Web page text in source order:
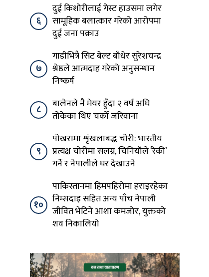
६
दुई किशोरीलाई गेस्ट हाउसमा लगेर
सामूहिक बलात्कार गरेको आरोपमा
दुई जना पक्राउ
७
गाडीभित्रै सिट बेल्ट बाँधेर सुरेशचन्द्र
श्रेष्ठले आत्मदाह गरेको अनुसन्धान
निष्कर्ष
८
बालेनले नै मेयर हुँदा २ वर्ष अघि
तोकेका थिए चर्को जरिवाना
९
पोखरामा शृंखलाबद्ध चोरी: भारतीय
प्रत्यक्ष चोरीमा संलग्न, चिनियाँले ‘रेकी’
गर्ने र नेपालीले घर देखाउने
१०
पाकिस्तानमा हिमपहिरोमा हराइरहेका
निम्सदाइ सहित अन्य पाँच नेपाली
जीवित भेटिने आशा कमजोर, युक्तको
शव निकालियो